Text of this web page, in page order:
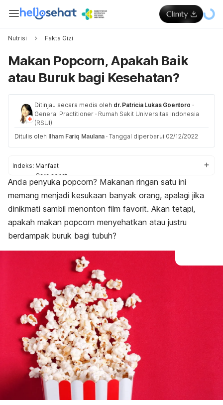
Nutrisi Fakta Gizi
Makan Popcorn, Apakah Baik
atau Buruk bagi Kesehatan?
Ditinjau secara medis oleh dr. Patricia Lukas Goentoro ·
General Practitioner · Rumah Sakit Universitas Indonesia
(RSUI)
Ditulis oleh Ilham Fariq Maulana · Tanggal diperbarui 02/12/2022
Indeks: Manfaat
Cara sehat
Risiko
Anda penyuka popcorn? Makanan ringan satu ini
memang menjadi kesukaan banyak orang, apalagi jika
dinikmati sambil menonton film favorit. Akan tetapi,
apakah makan popcorn menyehatkan atau justru
berdampak buruk bagi tubuh?